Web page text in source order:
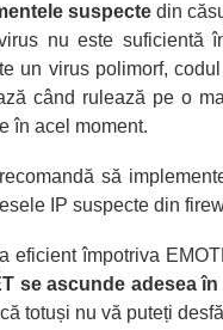
suspectedin
nu este suficientă
un virus polimorf,
când rulează pe o
în acel moment.
să
IP suspecte din
eficient împotriva
se ascunde adesea
totuși nu vă puteți